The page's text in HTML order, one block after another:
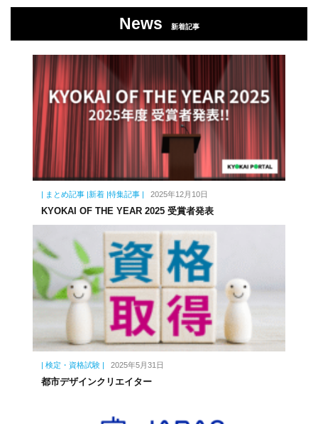
News 新着記事
| まとめ記事 |新着 |特集記事 | 2025年12月10日
KYOKAI OF THE YEAR 2025 受賞者発表
| 検定・資格試験 | 2025年5月31日
都市デザインクリエイター